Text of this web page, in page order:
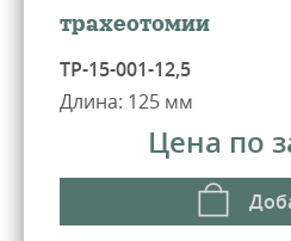
звонок
трахеотомии
ТР-15-001-12,5
Длина: 125 мм
Цена по